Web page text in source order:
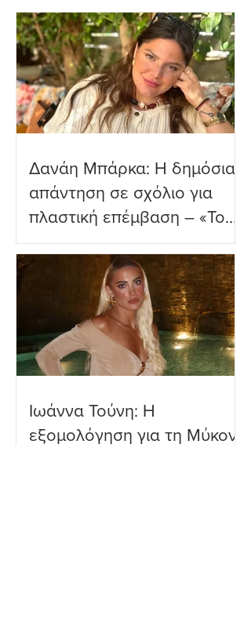
Δανάη Μπάρκα: Η δημόσια
απάντηση σε σχόλιο για
πλαστική επέμβαση – «Το
ωραιότερο σχόλιο που
Ιωάννα Τούνη: Η
εξομολόγηση για τη Μύκονο